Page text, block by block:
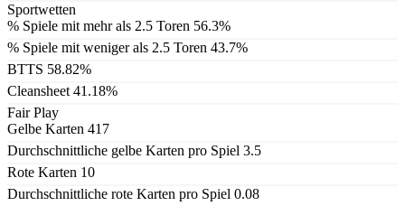
Sportwetten
% Spiele mit mehr als 2.5 Toren 56.3%
% Spiele mit weniger als 2.5 Toren 43.7%
BTTS 58.82%
Cleansheet 41.18%
Fair Play
Gelbe Karten 417
Durchschnittliche gelbe Karten pro Spiel 3.5
Rote Karten 10
Durchschnittliche rote Karten pro Spiel 0.08